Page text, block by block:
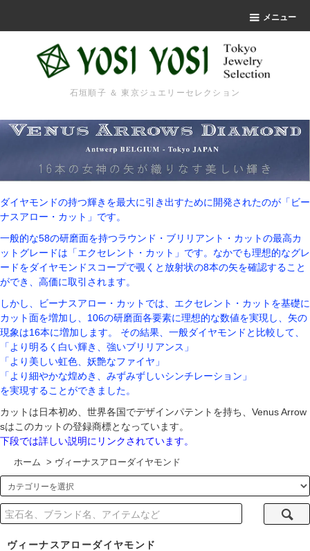
メニュー
石垣順子 ＆ 東京ジュエリーセレクション
ダイヤモンドの持つ輝きを最大に引き出すために開発されたのが「ビー
ナスアロー・カット」です。
一般的な58の研磨面を持つラウンド・ブリリアント・カットの最高カ
ットグレードは「エクセレント・カット」です。なかでも理想的なグレ
ードをダイヤモンドスコープで覗くと放射状の8本の矢を確認すること
ができ、高価に取引されます。
しかし、ビーナスアロー・カットでは、エクセレント・カットを基礎に
カット面を増加し、106の研磨面各要素に理想的な数値を実現し、矢の
現象は16本に増加します。 その結果、一般ダイヤモンドと比較して、
「より明るく白い輝き、強いブリリアンス」
「より美しい虹色、妖艶なファイヤ」
「より細やかな煌めき、みずみずしいシンチレーション」
を実現することができました。
カットは日本初め、世界各国でデザインパテントを持ち、Venus Arrow
sはこのカットの登録商標となっています。
下段では詳しい説明にリンクされています。
ホーム > ヴィーナスアローダイヤモンド
ヴィーナスアローダイヤモンド